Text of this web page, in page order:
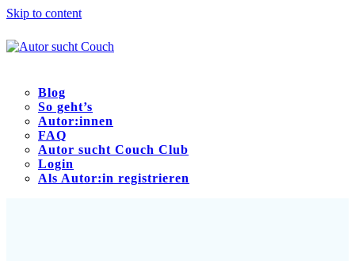
Skip to content
Blog
So geht’s
Autor:innen
FAQ
Autor sucht Couch Club
Login
Als Autor:in registrieren